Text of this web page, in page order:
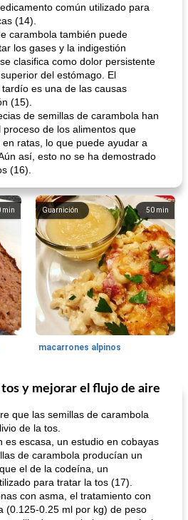
común utilizado para
(14).
carambola también puede
los gases y la indigestión
clasifica como dolor persistente
del estómago. El
es una de las causas
(15).
de semillas de carambola han
de los alimentos que
ratas, lo que puede ayudar a
así, esto no se ha demostrado
(16).
min 50 min
Guarnición
macarrones alpinos
min 75min
Arroz blanco
tos y mejorar el flujo de aire
que las semillas de carambola
de la tos.
es escasa, un estudio en cobayas
de carambola producían un
el de la codeína, un
para tratar la tos (17).
con asma, el tratamiento con
(0.125-0.25 ml por kg) de peso